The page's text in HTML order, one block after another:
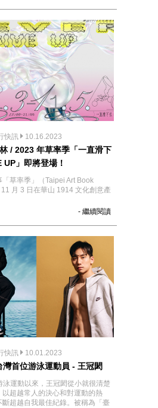
快訊 10.16.2023
/ 2023 年草率季「一直滑下
UP」即將登場！
草率季」（Taipei Art Book
月 3 日在華山 1914 文化創意產
- 繼續閱讀
快訊 10.01.2023
首位游泳運動員 - 王冠閎
泳運動以來，王冠閎從小就很清楚
以超越常人的決心和對運動的熱
超越自我最佳紀錄。被稱為「臺